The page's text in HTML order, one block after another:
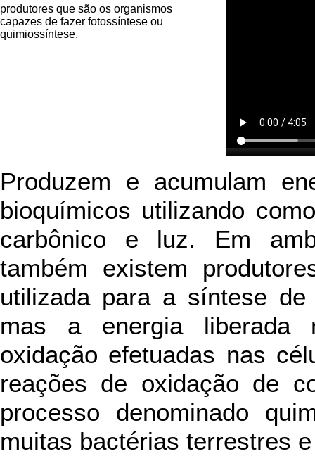
produtores que são os organismos
capazes de fazer fotossíntese ou
quimiossíntese.
Produzem e acumulam
bioquímicos utilizando
carbônico e luz. Em
também existem
utilizada para a síntese
mas a energia liberada
oxidação efetuadas nas
reações de oxidação de
processo denominado
muitas bactérias terrestres